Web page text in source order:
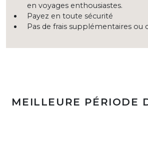
en voyages enthousiastes.
Payez en toute sécurité
Pas de frais supplémentaires ou
MEILLEURE PÉRIODE